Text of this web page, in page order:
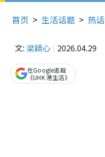
首页 生活话题 热话
文: 梁穎心 2026.04.29
在Google追蹤
《UHK 港生活》